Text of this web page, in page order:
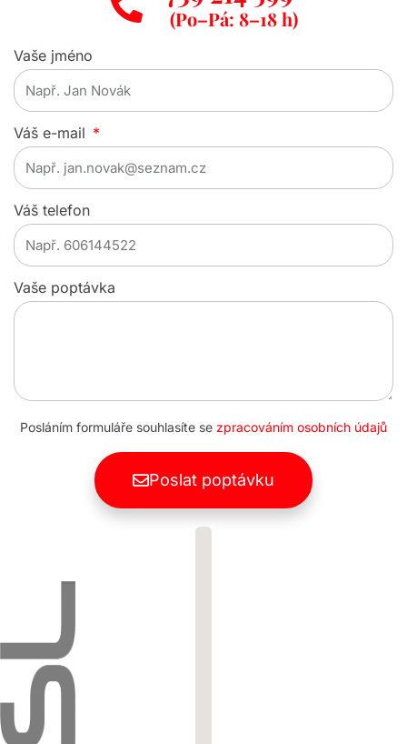
(Po–Pá: 8–18 h)
Vaše jméno
Váš e-mail
Váš telefon
Vaše poptávka
Posláním formuláře souhlasíte se zpracováním osobních údajů
Poslat poptávku